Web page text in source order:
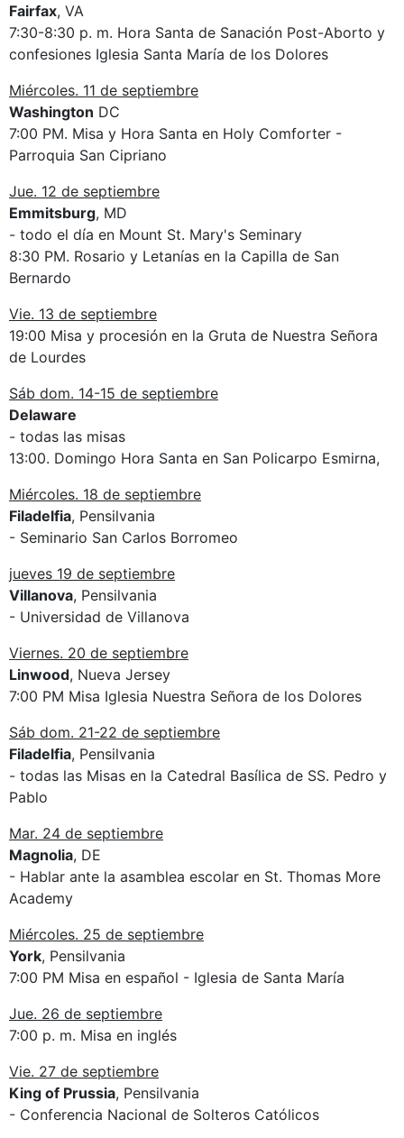
Fairfax, VA
7:30-8:30 p. m. Hora Santa de Sanación Post-Aborto y
confesiones Iglesia Santa María de los Dolores
Miércoles. 11 de septiembre
Washington DC
7:00 PM. Misa y Hora Santa en Holy Comforter -
Parroquia San Cipriano
Jue. 12 de septiembre
Emmitsburg, MD
- todo el día en Mount St. Mary's Seminary
8:30 PM. Rosario y Letanías en la Capilla de San
Bernardo
Vie. 13 de septiembre
19:00 Misa y procesión en la Gruta de Nuestra Señora
de Lourdes
Sáb dom. 14-15 de septiembre
Delaware
- todas las misas
13:00. Domingo Hora Santa en San Policarpo Esmirna,
Miércoles. 18 de septiembre
Filadelfia, Pensilvania
- Seminario San Carlos Borromeo
jueves 19 de septiembre
Villanova, Pensilvania
- Universidad de Villanova
Viernes. 20 de septiembre
Linwood, Nueva Jersey
7:00 PM Misa Iglesia Nuestra Señora de los Dolores
Sáb dom. 21-22 de septiembre
Filadelfia, Pensilvania
- todas las Misas en la Catedral Basílica de SS. Pedro y
Pablo
Mar. 24 de septiembre
Magnolia, DE
- Hablar ante la asamblea escolar en St. Thomas More
Academy
Miércoles. 25 de septiembre
York, Pensilvania
7:00 PM Misa en español - Iglesia de Santa María
Jue. 26 de septiembre
7:00 p. m. Misa en inglés
Vie. 27 de septiembre
King of Prussia, Pensilvania
- Conferencia Nacional de Solteros Católicos